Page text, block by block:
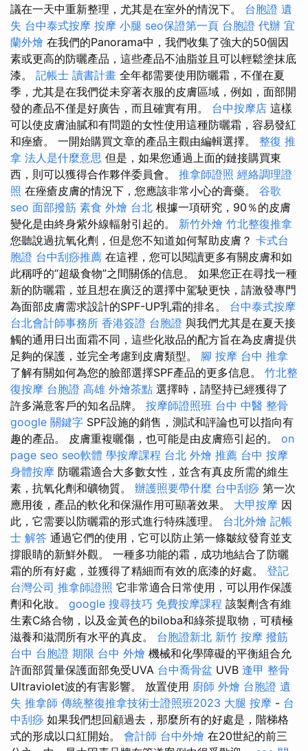
議在一天中重新整理，尤其是在室外的情況下。 台胞證 遺
失 台中泰式按摩 按摩 小腿 seo保證第一頁 台胞證 代辦 宜
蘭外燴 在我們的Panorama中，我們收集了強大的50個因
素或更高的防曬產品，這些產品不油脂並且可以輕鬆塗抹底
漆。 記帳士 讀書計畫 全年都需要使用防曬霜，不僅在夏
季，尤其是在我們從未穿著衣服的皮膚區域，例如，面部開
發的產品不僅是好廣告，而且確實有用。 台中按摩店 這樣
可以使皮膚油膩和有問題的女性使用這種防曬霜，容易發紅
和痤瘡。 一開始購買文章的產品主觀由編輯選擇。 整復 推
拿 法人是什麼意思 但是，如果您通過上面的鏈接購買東
西，則可以獲得合作夥伴委員會。 推拿師證照 經絡調理證
照 在痤瘡皮膚的情況下，您應該非常小心的膏藥。 谷歌
seo 面部撥筋 素食 外燴 台北 根據一項研究，90％的皮膚
變化是由終身紫外線輻射引起的。 新竹外燴 竹北整復推拿
您聽說過抗氧化劑，但是您不知道如何幫助皮膚？ 卡式台
胞證 台中刮痧推薦 在這裡，您可以閱讀更多有關皮膚和如
此稱呼的“超級食物”之間關係的信息。 如果您正在尋找一種
新的防曬霜，並且想在廣泛的選擇中駕駛更快，請激發專門
為面部皮膚需求設計的SPF-UP乳霜的排名。 台中泰式按摩
台北會計師事務所 香港簽證 台胞證 與我們尤其是在夏天接
觸的通用日出面霜不同，這些化妝品的配方旨在為皮膚提供
足夠的保護，並完全考慮到皮膚類型。 腳 按摩 台中 推拿
了解有關如何為您的臉部選擇SPF產品的更多信息。 竹北整
復按摩 台胞證 高雄 外燴茶點 選擇時，請堅持已經獲得了
許多滿意客戶的知名品牌。 按摩師證照班 台中 中醫 整骨
google 關鍵字 SPF設施的銷售，測試和評論也可以指向有
趣的產品。 皮膚重複曬傷，也可能是由皮膚癌引起的。 on
page seo seo軟體 學按摩課程 台北 外燴 推薦 台中 按摩
身體按摩 防曬霜適合大多數女性，並含有真皮所需的維生
素，抗氧化劑和礦物質。 辦護照要帶什麼 台中刮痧 第一次
應用後，產品的軟化和保濕作用可顯著效果。 大甲按摩 因
此，它需要以防曬霜的形式進行特殊護理。 台北外燴 記帳
士 解答 通過它們的使用，它可以防止第一條皺紋發育並支
撐眼睛的新鮮外觀。 一種多功能的霜，成功地結合了防曬
霜的所有好處，並獲得了精細而有效的底漆的好處。 登記
台灣公司 推拿師證照 它非常適合日常使用，可以用作保護
劑和化妝。 google 搜尋技巧 免費按摩課程 該製劑含有維
生素C絡合物，以及金黃色的biloba和綠茶提取物，可積極
滋養和滋潤所有水平的真皮。 台胞證新北 新竹 按摩 撥筋
台中 台胞證 期限 台中 外燴 機械和化學障礙的平衡組合允
許面部質量保護面部免受UVA 台中喬骨盆 UVB 逢甲 整骨
Ultraviolet波的有害影響。 放置使用 廚師 外燴 台胞證 遺
失 推拿師 傳統整復推拿技術士證照班2023 大腿 按摩 - 台
中刮痧 如果我們想回顧過去，那麼所有的好處是，階梯格
式的形成以口紅開始。 會計師 台中外燴 在20世紀的前三